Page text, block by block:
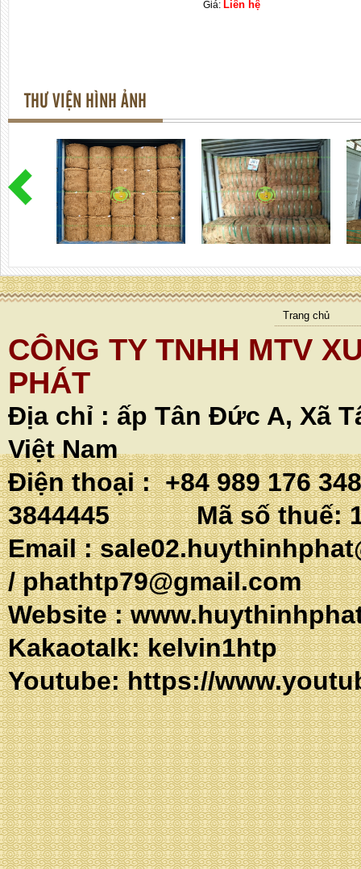
Giá: Liên hệ
THƯ VIỆN HÌNH ẢNH
Trang chủ
CÔNG TY TNHH MTV
PHÁT
Địa chỉ : ấp Tân Đức A, Xã
Việt Nam
Điện thoại : +84 989 176
3844445 Mã số thuế:
Email :
/phathtp79@gmail.com
Website :
Kakaotalk:
Youtube:https://